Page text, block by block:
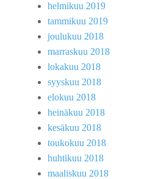
helmikuu 2019
tammikuu 2019
joulukuu 2018
marraskuu 2018
lokakuu 2018
syyskuu 2018
elokuu 2018
heinäkuu 2018
kesäkuu 2018
toukokuu 2018
huhtikuu 2018
maaliskuu 2018